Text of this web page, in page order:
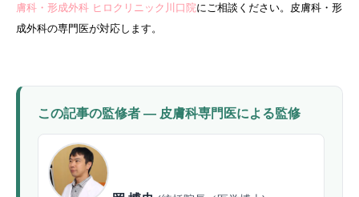
膚科・形成外科 ヒロクリニック川口院にご相談ください。皮膚科・形
成外科の専門医が対応します。
この記事の監修者 — 皮膚科専門医による監修